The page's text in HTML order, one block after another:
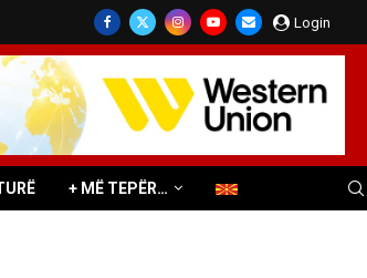
Login
+ MË TEPËR…